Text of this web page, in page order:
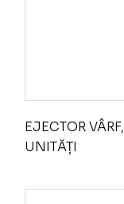
EJECTOR
UNITĂȚI